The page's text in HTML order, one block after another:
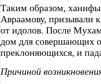
Таким образом,
Авраамову, призывали
от идолов. После
дом для совершающих
преклоняющихся, и
Причиной